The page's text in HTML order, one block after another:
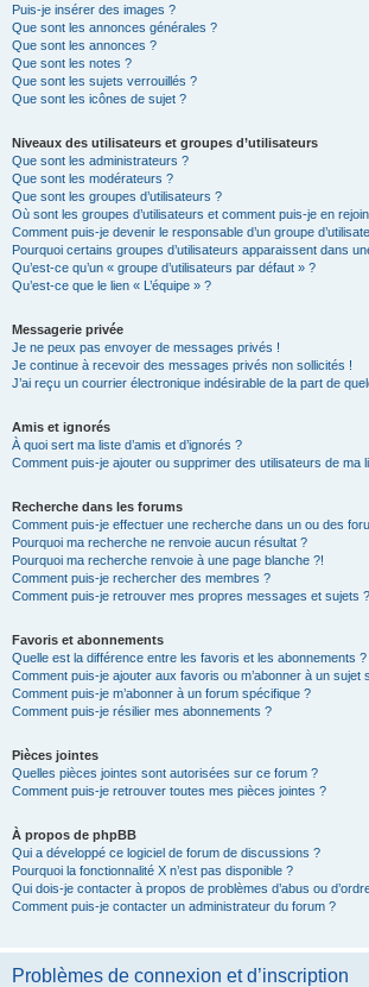
Puis-je insérer des images ?
Que sont les annonces générales ?
Que sont les annonces ?
Que sont les notes ?
Que sont les sujets verrouillés ?
Que sont les icônes de sujet ?
Niveaux des utilisateurs et groupes d’utilisateurs
Que sont les administrateurs ?
Que sont les modérateurs ?
Que sont les groupes d’utilisateurs ?
Où sont les groupes d’utilisateurs et comment puis-je en
Comment puis-je devenir le responsable d’un groupe
Pourquoi certains groupes d’utilisateurs apparaissent dans
Qu’est-ce qu’un « groupe d’utilisateurs par défaut » ?
Qu’est-ce que le lien « L’équipe » ?
Messagerie privée
Je ne peux pas envoyer de messages privés !
Je continue à recevoir des messages privés non sollicités !
J’ai reçu un courrier électronique indésirable de la part de
Amis et ignorés
À quoi sert ma liste d’amis et d’ignorés ?
Comment puis-je ajouter ou supprimer des utilisateurs de ma
Recherche dans les forums
Comment puis-je effectuer une recherche dans un ou des
Pourquoi ma recherche ne renvoie aucun résultat ?
Pourquoi ma recherche renvoie à une page blanche ?!
Comment puis-je rechercher des membres ?
Comment puis-je retrouver mes propres messages et sujets ?
Favoris et abonnements
Quelle est la différence entre les favoris et les abonnements ?
Comment puis-je ajouter aux favoris ou m’abonner à un sujet
Comment puis-je m’abonner à un forum spécifique ?
Comment puis-je résilier mes abonnements ?
Pièces jointes
Quelles pièces jointes sont autorisées sur ce forum ?
Comment puis-je retrouver toutes mes pièces jointes ?
À propos de phpBB
Qui a développé ce logiciel de forum de discussions ?
Pourquoi la fonctionnalité X n’est pas disponible ?
Qui dois-je contacter à propos de problèmes d’abus ou
Comment puis-je contacter un administrateur du forum ?
Problèmes de connexion et d’inscription